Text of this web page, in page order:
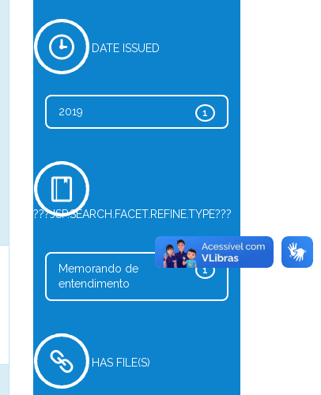
DATE ISSUED
1
2019
???JSP.SEARCH.FACET.REFINE.TYPE???
1
Memorando de
entendimento
HAS FILE(S)